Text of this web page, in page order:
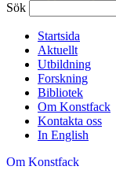
Sök
Startsida
Aktuellt
Utbildning
Forskning
Bibliotek
Om Konstfack
Kontakta oss
In English
Om Konstfack